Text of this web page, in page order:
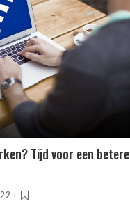
Tijd voor een betere